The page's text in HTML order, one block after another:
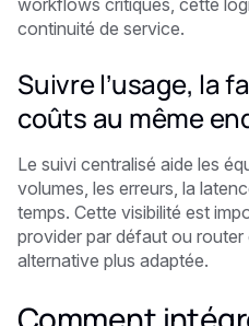
workflows critiques, cette
continuité de service.
Suivre l’usage, la
coûts au même
Le suivi centralisé aide les
volumes, les erreurs, la
temps. Cette visibilité est
provider par défaut ou
alternative plus adaptée.